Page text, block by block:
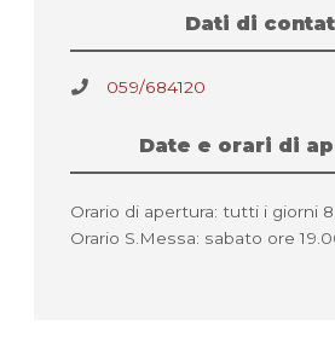
Dati di
059/684120
Date e orari di
Orario di apertura: tutti i giorni
Orario S.Messa: sabato ore